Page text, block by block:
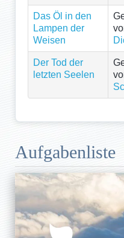
Das Öl in den
Lampen der
Weisen
Der Tod der
letzten Seelen
Aufgabenliste